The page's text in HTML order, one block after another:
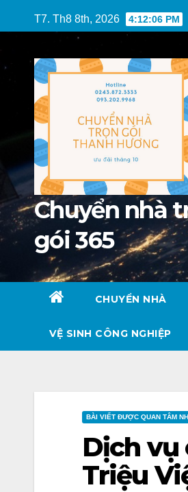
to
T7. Th8 8th, 2026 4:12:08 PM
Chuyển nhà
gói 365
CHUYỂN NHÀ
VỆ SINH CÔNG NGHIỆP
BÀI VIẾT ĐƯỢC QUAN TÂM
Dịch vụ
Triệu